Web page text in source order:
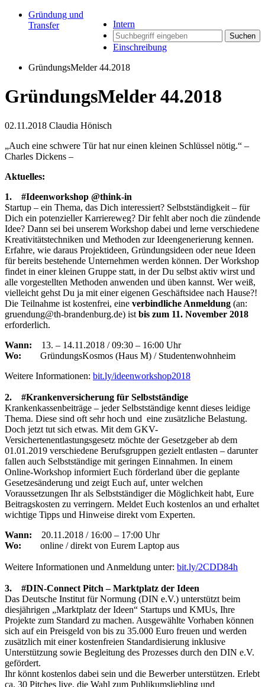
Intern
Suchen
Einschreibung
Gründung und
Transfer
GründungsMelder 44.2018
GründungsMelder 44.2018
02.11.2018 Claudia Hönisch
„Auch eine schwere Tür hat nur einen kleinen Schlüssel nötig.“ –
Charles Dickens –
Aktuelles:
1. #Ideenworkshop @think-in
Startup – ein Thema, das Dich interessiert? Selbstständigkeit – für
Dich ein potenzieller Karriereweg? Dir fehlt aber noch die zündende
Idee? Dann sei bei unserem Workshop dabei und lerne verschiedene
Kreativitätstechniken und Methoden zur Ideengenerierung kennen.
Erfahre, wie daraus Projektideen, Gründungsideen oder neue Ideen
für bereits bestehende Unternehmen werden können. Der Workshop
findet in einer kleinen Gruppe statt, in der Du selbst aktiv wirst und
alle vorgestellten Methoden anwenden und üben kannst. Wer weiß,
vielleicht gehst Du ja mit einer eigenen Geschäftsidee nach Hause?!
Die Teilnahme ist kostenfrei, eine verbindliche Anmeldung (an:
gruendung@th-brandenburg.de) ist bis zum 11. November 2018
erforderlich.
Wann:
13. – 14.11.2018 / 09:30 – 16:00 Uhr
Wo:
GründungsKosmos (Haus M) / Studentenwohnheim
Weitere Informationen: bit.ly/ideenworkshop2018
2. #Krankenversicherung für Selbstständige
Krankenkassenbeiträge – jeder Selbstständige kennt dieses leidige
Thema. Diese sind oft sehr hoch und eine zusätzliche Belastung.
Doch jetzt tut sich etwas. Mit dem GKV-
Versichertenentlastungsgesetz möchte der Gesetzgeber ab dem
01.01.2019 verschiedene Berufsgruppen gezielt entlasten – darunter
fallen auch Selbstständige mit geringen Einnahmen. In einem
Online-Workshop informiert Euch förderland über die geplante
Gesetzesänderung und zeigt Euch auf, unter welchen
Voraussetzungen Ihr als Selbstständiger die Möglichkeit habt, Eure
Beitragskosten zu verringern. Meldet Euch kostenlos an und erhaltet
wichtige Tipps und Hinweise direkt vom Experten.
Wann:
20.11.2018 / 16:00 – 17:00 Uhr
Wo: online / direkt von Eurem Laptop aus
Weitere Informationen und Anmeldung unter: bit.ly/2CDD84h
3. #DIN-Connect Pitch – Marktplatz der Ideen
Das Deutsche Institut für Normung (DIN e.V.) unterstützt beim
diesjährigen „Marktplatz der Ideen“ Startups und KMUs, Ihre
Projekte zum Standard zu machen. Ausgewählte Vorhaben können
sich auf ein Preisgeld von bis zu 35.000 Euro freuen und werden
zusätzlich mit einer kostenfreien Standardisierung inklusive
Unterstützung sowie Begleitung des Prozesses durch den DIN e.V.
gefördert.
Ihr könnt kostenlos dabei sein und die Bewerber unterstützen. Erlebt
ca. 30 Pitches live, die Wahl zum Publikumsliebling und